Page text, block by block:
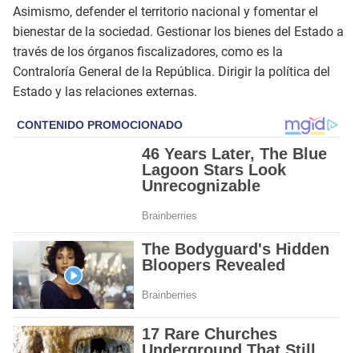
Asimismo, defender el territorio nacional y fomentar el
bienestar de la sociedad. Gestionar los bienes del Estado a
través de los órganos fiscalizadores, como es la
Contraloría General de la República. Dirigir la política del
Estado y las relaciones externas.